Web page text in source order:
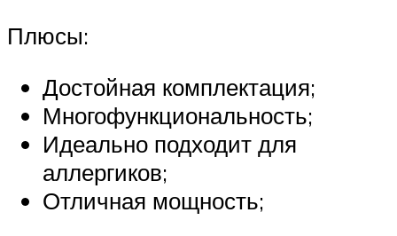
Плюсы:
Достойная комплектация;
Многофункциональность;
Идеально подходит для
аллергиков;
Отличная мощность;